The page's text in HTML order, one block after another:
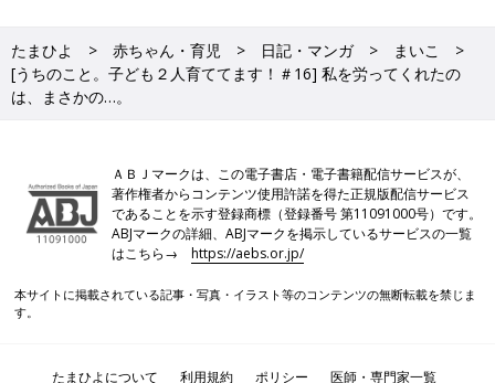
たまひよ 赤ちゃん・育児 日記・マンガ
まいこ
[うちのこと。子ども２人育ててます！＃16] 私を労ってくれたの
は、まさかの…。
ＡＢＪマークは、この電子書店・電子書籍配信サービスが、
著作権者からコンテンツ使用許諾を得た正規版配信サービス
であることを示す登録商標（登録番号 第11091000号）です。
ABJマークの詳細、ABJマークを掲示しているサービスの一覧
はこちら→https://aebs.or.jp/
本サイトに掲載されている記事・写真・イラスト等のコンテンツの無断転載を禁じま
す。
たまひよについて 利用規約 ポリシー 医師・専門家一覧